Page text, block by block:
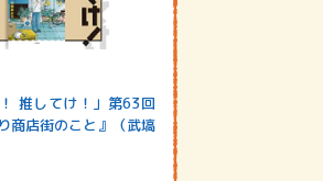
推してけ！」第63回
商店街のこと』（武塙